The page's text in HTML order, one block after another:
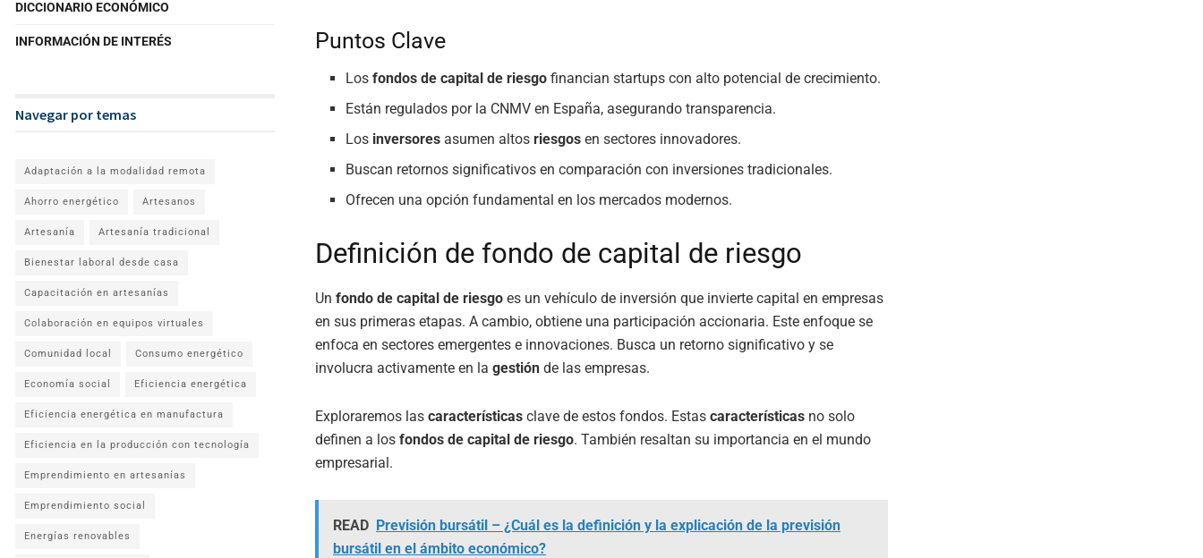
Puntos Clave
Losfondos de capital de riesgo financian startups con alto potencial de crecimiento.
Están regulados por la CNMV en España, asegurando transparencia.
Los inversores asumen altosriesgos en sectores innovadores.
Buscan retornos significativos en comparación con inversiones tradicionales.
Ofrecen una opción fundamental en los mercados modernos.
Definición de fondo de capital de riesgo
Un fondo de capital de riesgo es un vehículo de inversión que invierte capital en empresas
en sus primeras etapas. A cambio, obtiene una participación accionaria. Este enfoque se
enfoca en sectores emergentes e innovaciones. Busca un retorno significativo y se
involucra activamente en la gestión de las empresas.
Exploraremos las características clave de estos fondos. Estas características no solo
definen a los fondos de capital de riesgo. También resaltan su importancia en el mundo
empresarial.
READ Previsión bursátil – ¿Cuál es la definición y la explicación de la previsión
bursátil en el ámbito económico?
DICCIONARIO ECONÓMICO
INFORMACIÓN DE INTERÉS
Navegar por temas
Adaptación a la modalidad remota
Ahorro energético Artesanos
Artesanía Artesanía tradicional
Bienestar laboral desde casa
Capacitación en artesanías
Colaboración en equipos virtuales
Comunidad local Consumo energético
Economía social Eficiencia energética
Eficiencia energética en manufactura
Eficiencia en la producción con tecnología
Emprendimiento en artesanías
Emprendimiento social
Energías renovables